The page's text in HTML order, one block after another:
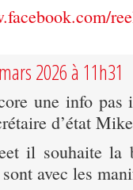
2026 à 11h31
une info pas
d’état
il souhaite la
avec les